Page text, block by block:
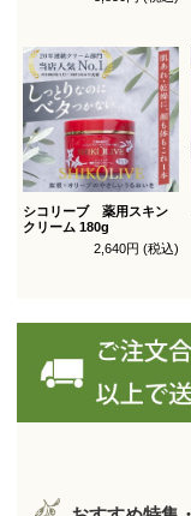
シコリーブ 薬用スキン
クリーム 180g
2,640円 (税込)